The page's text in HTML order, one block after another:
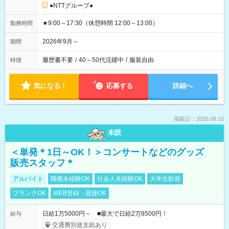
●NTTグループ●
勤務時間 ★9:00～17:30（休憩時間 12:00～13:00）
期間 2026年9月～
特徴 履歴書不要 / 40～50代活躍中 / 服装自由
気になる！ 応募する 詳細へ
掲載日：2026.08.10
未読
＜単発＊1日～OK！＞コンサートなどのグッズ
販売スタッフ＊
アルバイト 職種未経験OK 社会人未経験OK
大学生歓迎
ブランクOK
WEB登録・面接OK
給与
日給1万5000円～ ■最大で日給2万8500円！
交通費別途支給あり